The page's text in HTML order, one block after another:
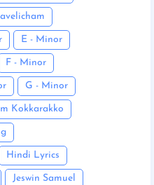
E - Minor
F - Minor
G - Minor
Kokkarakko
Hindi Lyrics
Jeswin Samuel